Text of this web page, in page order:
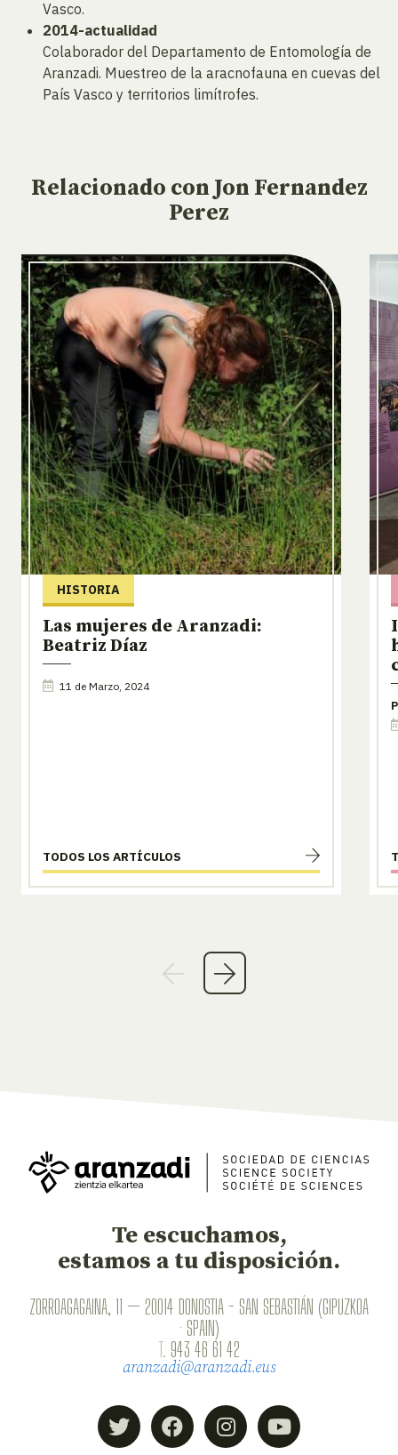
Vasco.
2014-actualidad
Colaborador del Departamento de Entomología de
Aranzadi. Muestreo de la aracnofauna en cuevas del
País Vasco y territorios limítrofes.
Relacionado con Jon Fernandez
Perez
HISTORIA
Las mujeres de Aranzadi:
Beatriz Díaz
11 de Marzo, 2024
TODOS LOS ARTÍCULOS
Te escuchamos,
estamos a tu disposición.
ZORROAGAGAINA, 11 — 20014 DONOSTIA - SAN SEBASTIÁN (GIPUZKOA
· SPAIN)
T. 943 46 61 42
aranzadi@aranzadi.eus